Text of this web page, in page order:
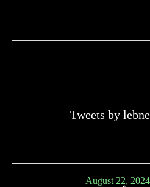
Tweets by
August 22, 2024